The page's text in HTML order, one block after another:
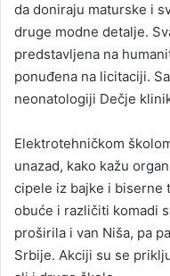
da doniraju maturske i
druge modne detalje.
predstavljena na
ponuđena na licitaciji.
neonatologiji Dečje
Elektrotehničkom
unazad, kako kažu
cipele iz bajke i biserne
obuće i različiti komadi
proširila i van Niša, pa
Srbije. Akciji su se